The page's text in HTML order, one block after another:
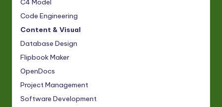
Code Engineering
Content & Visual
Database Design
Flipbook Maker
OpenDocs
Project Management
Software Development